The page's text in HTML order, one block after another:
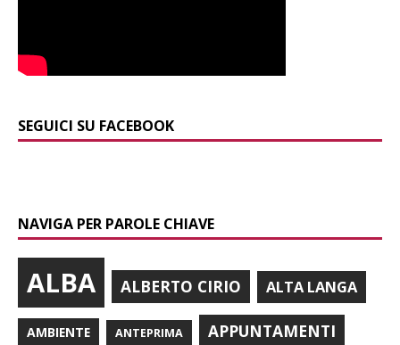
SEGUICI SU FACEBOOK
NAVIGA PER PAROLE CHIAVE
ALBA ALBERTO CIRIO ALTA LANGA
AMBIENTE ANTEPRIMA APPUNTAMENTI